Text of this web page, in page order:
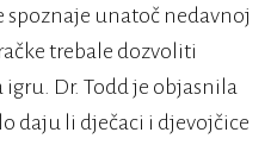
spoznaje unatoč nedavnoj
trebale dozvoliti
Dr. Todd je objasnila
daju li dječaci i djevojčice